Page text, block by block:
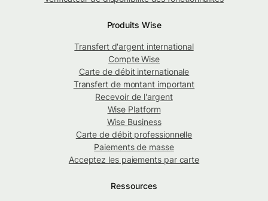
Produits Wise
Transfert d'argent international
Compte Wise
Carte de débit internationale
Transfert de montant important
Recevoir de l'argent
Wise Platform
Wise Business
Carte de débit professionnelle
Paiements de masse
Acceptez les paiements par carte
Ressources